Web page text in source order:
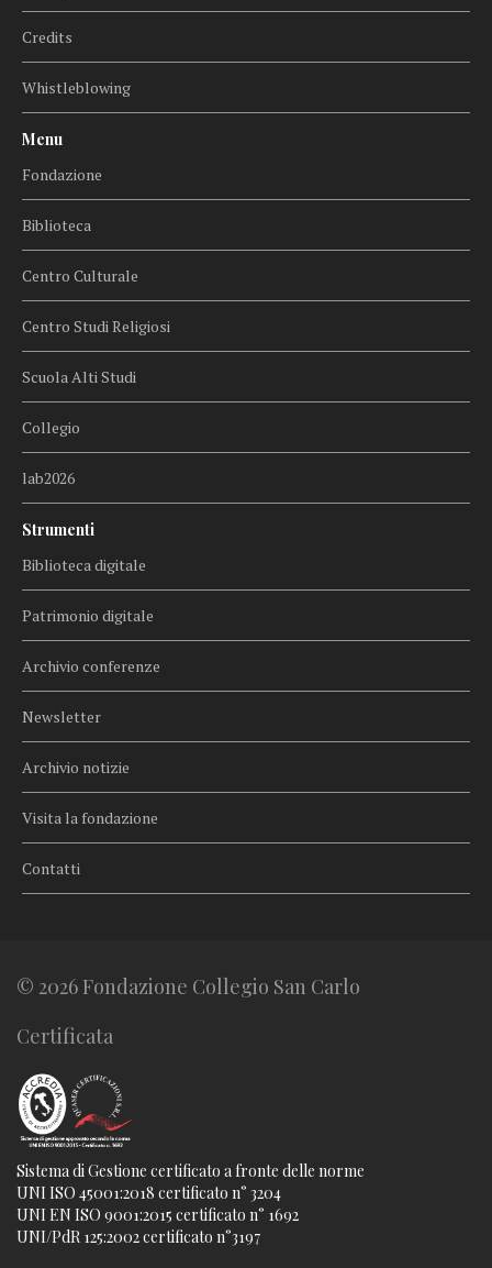
Credits
Whistleblowing
Menu
Fondazione
Biblioteca
Centro Culturale
Centro Studi Religiosi
Scuola Alti Studi
Collegio
lab2026
Strumenti
Biblioteca digitale
Patrimonio digitale
Archivio conferenze
Newsletter
Archivio notizie
Visita la fondazione
Contatti
© 2026 Fondazione Collegio San Carlo
Certificata
Sistema di Gestione certificato a fronte delle norme
UNI ISO 45001:2018 certificato n° 3204
UNI EN ISO 9001:2015 certificato n° 1692
UNI/PdR 125:2002 certificato n°3197